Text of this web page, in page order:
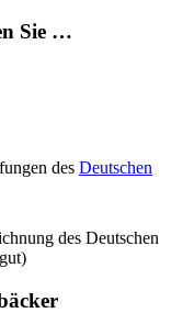
Sie …
des Deutschen
des Deutschen